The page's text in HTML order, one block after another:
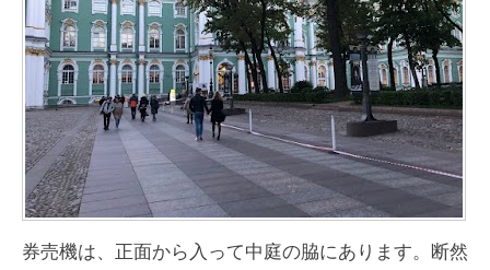
券売機は、正面から入って中庭の脇にあります。断然